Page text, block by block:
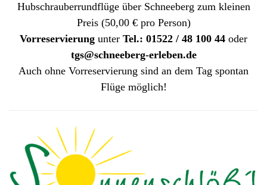
Hubschrauberrundflüge über Schneeberg zum kleinen
Preis (50,00 € pro Person)
Vorreservierung unter Tel.: 01522 / 48 100 44 oder
tgs@schneeberg-erleben.de
Auch ohne Vorreservierung sind an dem Tag spontan
Flüge möglich!